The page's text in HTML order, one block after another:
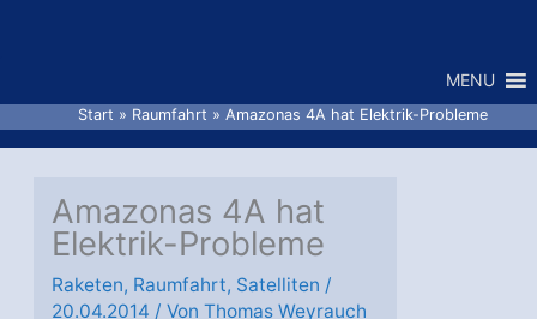
MENU
Start Raumfahrt Amazonas 4A hat Elektrik-Probleme
Amazonas 4A hat
Elektrik-Probleme
Raketen, Raumfahrt, Satelliten /
20.04.2014 / VonThomas Weyrauch